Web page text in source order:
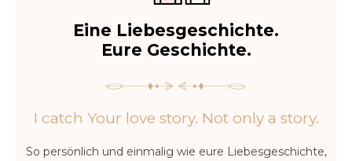
Eine Liebesgeschichte.
Eure Geschichte.
I catch Your love story. Not only a story.
So persönlich und einmalig wie eure Liebesgeschichte,